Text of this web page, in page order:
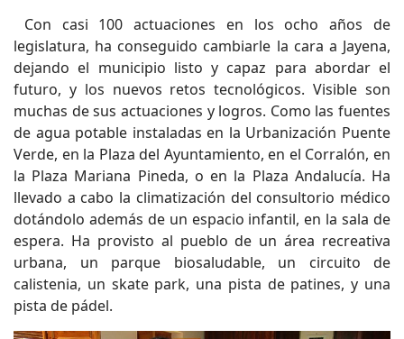
Con casi 100 actuaciones en los ocho años de
legislatura, ha conseguido cambiarle la cara a Jayena,
dejando el municipio listo y capaz para abordar el
futuro, y los nuevos retos tecnológicos. Visible son
muchas de sus actuaciones y logros. Como las fuentes
de agua potable instaladas en la Urbanización Puente
Verde, en la Plaza del Ayuntamiento, en el Corralón, en
la Plaza Mariana Pineda, o en la Plaza Andalucía. Ha
llevado a cabo la climatización del consultorio médico
dotándolo además de un espacio infantil, en la sala de
espera. Ha provisto al pueblo de un área recreativa
urbana, un parque biosaludable, un circuito de
calistenia, un skate park, una pista de patines, y una
pista de pádel.